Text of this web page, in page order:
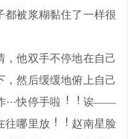
都被浆糊黏住了一样很
，他双手不停地在自己
，然后缓缓地俯上自己
快停手啦
诶——
往哪里放
赵南星脸